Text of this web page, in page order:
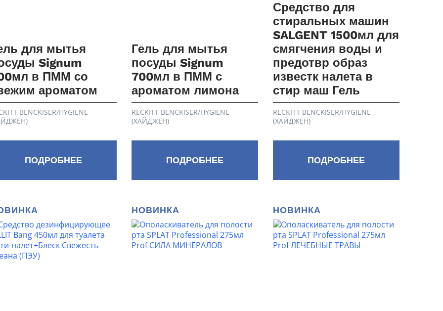
для мытья
Signum
в ПММ со
ароматом
BENCKISER/HYGIENE
ПОДРОБНЕЕ
Гель для мытья
посуды Signum
700мл в ПММ с
ароматом лимона
RECKITT BENCKISER/HYGIENE
(ХАЙДЖЕН)
ПОДРОБНЕЕ
Средство для
стиральных машин
SALGENT 1500мл для
смягчения воды и
предотвр образ
известк налета в
стир маш Гель
RECKITT BENCKISER/HYGIENE
(ХАЙДЖЕН)
ПОДРОБНЕЕ
НОВИНКА НОВИНКА